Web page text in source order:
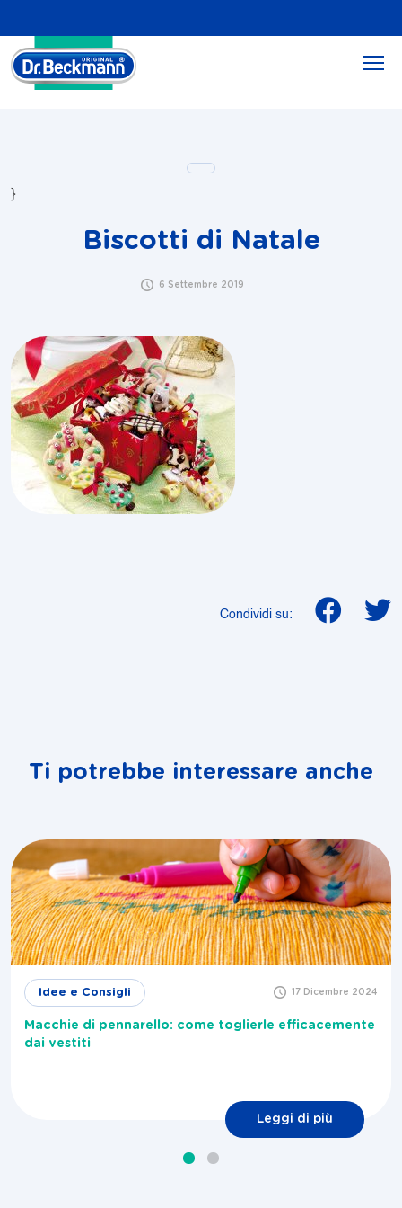
}
Biscotti di Natale
6 Settembre 2019
Condividi su:
Ti potrebbe interessare anche
Idee e Consigli 17 Dicembre 2024
Macchie di pennarello: come toglierle efficacemente
dai vestiti
Leggi di più